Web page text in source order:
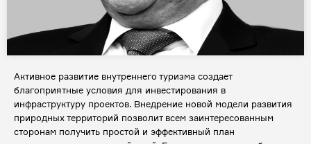
Активное развитие внутреннего туризма создает
благоприятные условия для инвестирования в
инфраструктуру проектов. Внедрение новой модели развития
природных территорий позволит всем заинтересованным
сторонам получить простой и эффективный план